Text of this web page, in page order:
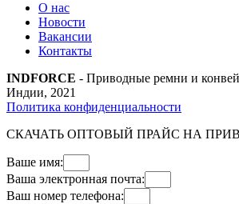
О нас
Новости
Вакансии
Контакты
INDFORCE - Приводные ремни и
Индии, 2021
Политика конфиденциальности
СКАЧАТЬ ОПТОВЫЙ ПРАЙС НА
Ваше имя:
Ваша электронная почта:
Ваш номер телефона: